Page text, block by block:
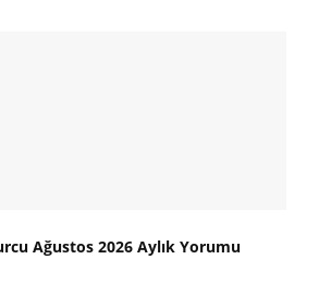
Ağustos 2026 Aylık Yorumu